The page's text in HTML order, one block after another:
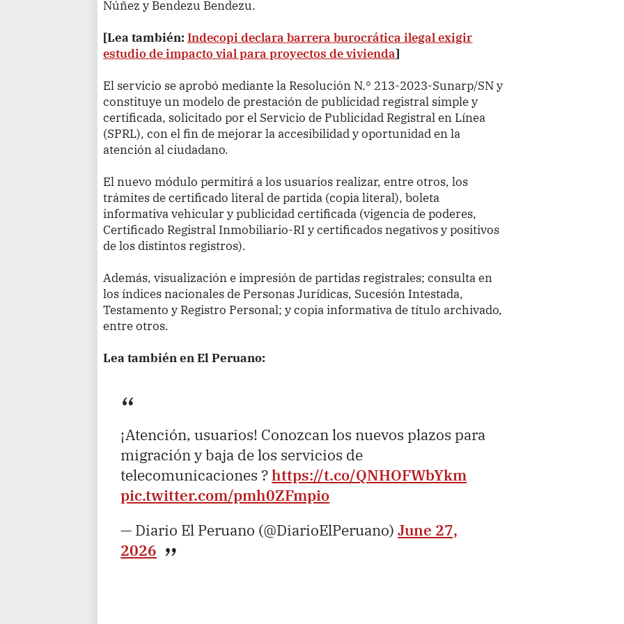
Núñez y Bendezu Bendezu.
[Lea también:Indecopi declara barrera burocrática ilegal exigir
estudio de impacto vial para proyectos de vivienda]
El servicio se aprobó mediante la Resolución N.° 213-2023-Sunarp/SN y
constituye un modelo de prestación de publicidad registral simple y
certificada, solicitado por el Servicio de Publicidad Registral en Línea
(SPRL), con el fin de mejorar la accesibilidad y oportunidad en la
atención al ciudadano.
El nuevo módulo permitirá a los usuarios realizar, entre otros, los
trámites de certificado literal de partida (copia literal), boleta
informativa vehicular y publicidad certificada (vigencia de poderes,
Certificado Registral Inmobiliario-RI y certificados negativos y positivos
de los distintos registros).
Además, visualización e impresión de partidas registrales; consulta en
los índices nacionales de Personas Jurídicas, Sucesión Intestada,
Testamento y Registro Personal; y copia informativa de título archivado,
entre otros.
Lea también en El Peruano:
¡Atención, usuarios! Conozcan los nuevos plazos para
migración y baja de los servicios de
telecomunicaciones ?https://t.co/QNHOFWbYkm
pic.twitter.com/pmh0ZFmpio
— Diario El Peruano (@DiarioElPeruano)June 27,
2026